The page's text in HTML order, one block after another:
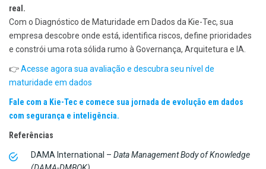
real.
Com o Diagnóstico de Maturidade em Dados da Kie-Tec, sua
empresa descobre onde está, identifica riscos, define prioridades
e constrói uma rota sólida rumo à Governança, Arquitetura e IA.
👉Acesse agora sua avaliação e descubra seu nível de
maturidade em dados
Fale com a Kie-Tec e comece sua jornada de evolução em dados
com segurança e inteligência.
Referências
DAMA International – Data Management Body of Knowledge